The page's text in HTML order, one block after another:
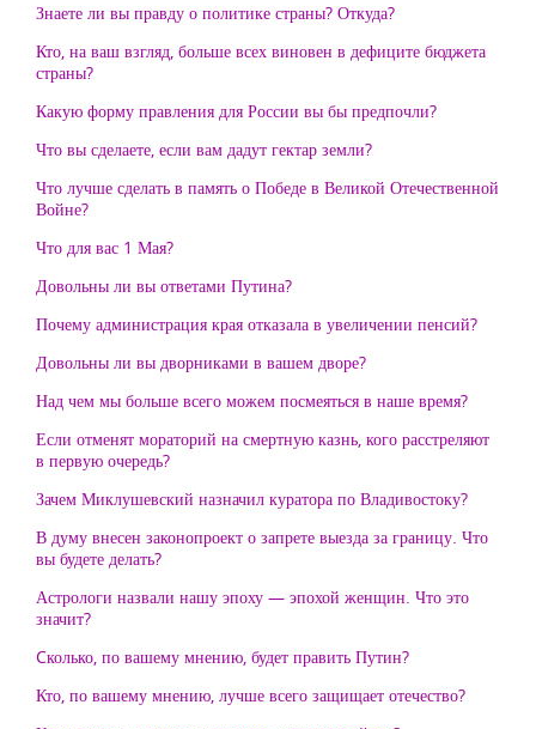
Знаете ли вы правду о политике страны? Откуда?
Кто, на ваш взгляд, больше всех виновен в дефиците бюджета
страны?
Какую форму правления для России вы бы предпочли?
Что вы сделаете, если вам дадут гектар земли?
Что лучше сделать в память о Победе в Великой Отечественной
Войне?
Что для вас 1 Мая?
Довольны ли вы ответами Путина?
Почему администрация края отказала в увеличении пенсий?
Довольны ли вы дворниками в вашем дворе?
Над чем мы больше всего можем посмеяться в наше время?
Если отменят мораторий на смертную казнь, кого расстреляют
в первую очередь?
Зачем Миклушевский назначил куратора по Владивостоку?
В думу внесен законопроект о запрете выезда за границу. Что
вы будете делать?
Астрологи назвали нашу эпоху — эпохой женщин. Что это
значит?
Cколько, по вашему мнению, будет править Путин?
Кто, по вашему мнению, лучше всего защищает отечество?